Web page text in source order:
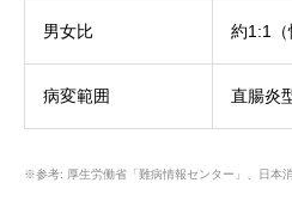
男女比 約1:1（
病変範囲 直腸炎
※参考: 厚生労働省「難病情報センター」、日本